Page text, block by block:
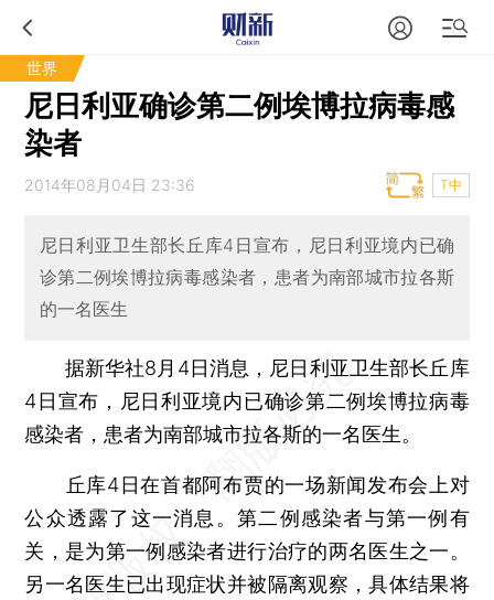
世界
尼日利亚确诊第二例埃博拉病毒感
染者
2014年08月04日 23:36 T中
尼日利亚卫生部长丘库4日宣布，尼日利亚境内已确
诊第二例埃博拉病毒感染者，患者为南部城市拉各斯
的一名医生
据新华社8月4日消息，尼日利亚卫生部长丘库
4日宣布，尼日利亚境内已确诊第二例埃博拉病毒
感染者，患者为南部城市拉各斯的一名医生。
丘库4日在首都阿布贾的一场新闻发布会上对
公众透露了这一消息。第二例感染者与第一例有
关，是为第一例感染者进行治疗的两名医生之一。
另一名医生已出现症状并被隔离观察，具体结果将